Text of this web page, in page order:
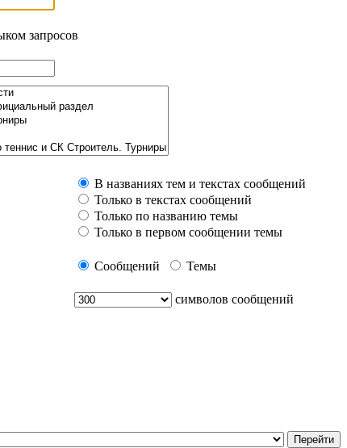
запросов
В названиях тем и текстах сообщений
Только в текстах сообщений
Только по названию темы
Только в первом сообщении темы
Сообщений Темы
символов сообщений